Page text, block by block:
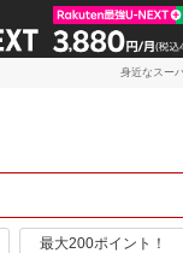
身近なスー
最大200ポイント！